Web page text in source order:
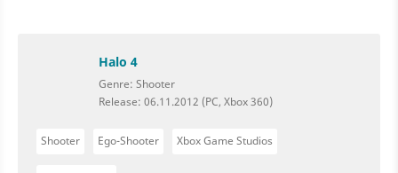
Halo 4
Genre: Shooter
Release: 06.11.2012 (PC, Xbox 360)
Shooter Ego-Shooter Xbox Game Studios